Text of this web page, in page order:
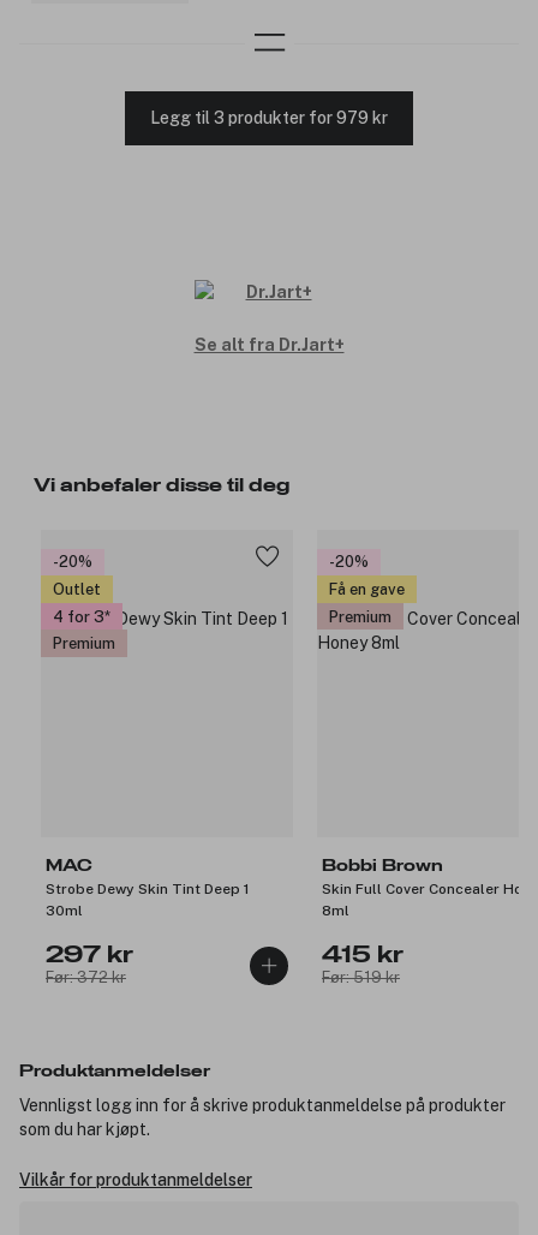
Legg til 3 produkter for 979 kr
Se alt fra Dr.Jart+
Vi anbefaler disse til deg
-20%
Outlet
4 for 3
Premium
MAC
Strobe Dewy Skin Tint Deep 1
30ml
297 kr
Før: 372 kr
-20%
Få en gave
Premium
Bobbi Brown
Skin Full Cover Concealer
8ml
415 kr
Før: 519 kr
Produktanmeldelser
Vennligst logg inn for å skrive produktanmeldelse på produkter
som du har kjøpt.
Vilkår for produktanmeldelser